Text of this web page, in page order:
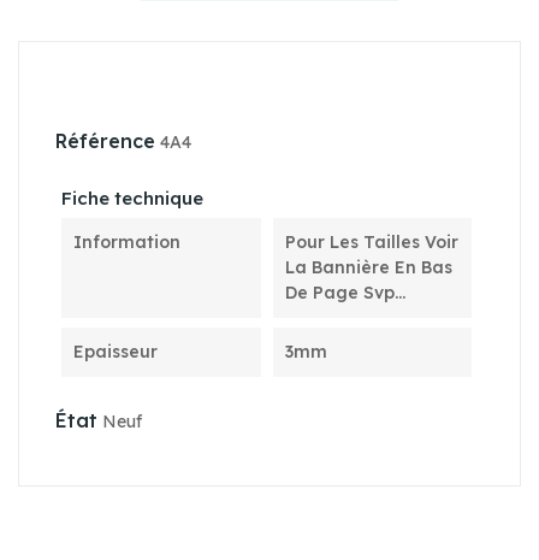
Référence 4A4
Fiche technique
Information
Pour Les Tailles Voir
La Bannière En Bas
De Page Svp...
Epaisseur 3mm
État Neuf